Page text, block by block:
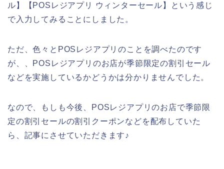
ル】【POSレジアプリ ウィンターセール】という感じ
で入力してみることにしました。
ただ、色々とPOSレジアプリのことを調べたのです
が、、POSレジアプリのお店が季節限定の割引セール
などを実施しているかどうかは分かりませんでした。
なので、もしも今後、POSレジアプリのお店で季節限
定の割引セールの割引クーポンなどを配布していた
ら、記事にさせていただきます♪